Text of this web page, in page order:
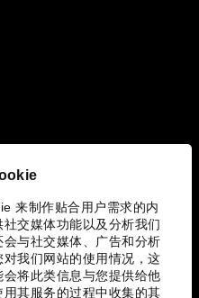
来制作贴合用户需求的内
交媒体功能以及分析我们
会与社交媒体、广告和分析
我们网站的使用情况，这
将此类信息与您提供给他
其服务的过程中收集的其